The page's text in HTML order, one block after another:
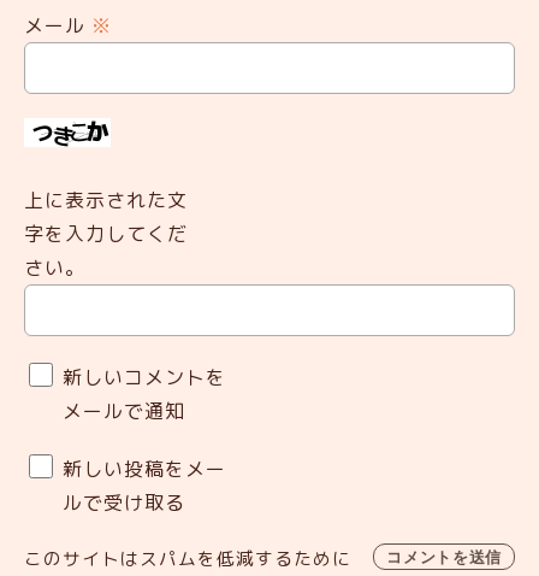
メール ※
上に表示された文
字を入力してくだ
さい。
新しいコメントを
メールで通知
新しい投稿をメー
ルで受け取る
このサイトはスパムを低減するために